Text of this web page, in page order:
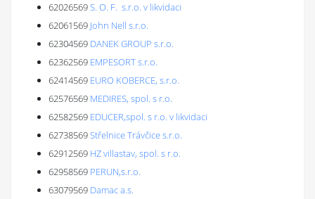
62026569S. O. F. s.r.o. v likvidaci
62061569 John Nell s.r.o.
62304569 DANEK GROUP s.r.o.
62362569 EMPESORT s.r.o.
62414569 EURO KOBERCE, s.r.o.
62576569 MEDIRES, spol. s r.o.
62582569 EDUCER,spol. s r.o. v likvidaci
62738569Střelnice Trávčice s.r.o.
62912569 HZ villastav, spol. s r.o.
62958569 PERUN,s.r.o.
63079569 Damac a.s.